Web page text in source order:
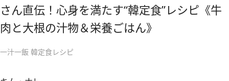
さん直伝！心身を満たす“韓定食”レシピ《牛
肉と大根の汁物＆栄養ごはん》
一汁一飯 韓定食レシピ